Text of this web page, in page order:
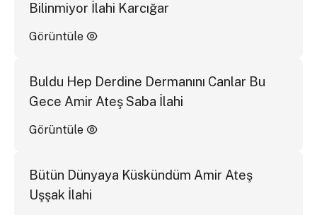
Bilinmiyor İlahi Karcığar
Görüntüle
Buldu Hep Derdine Dermanını Canlar Bu
Gece Amir Ateş Saba İlahi
Görüntüle
Bütün Dünyaya Küskündüm Amir Ateş
Uşşak İlahi